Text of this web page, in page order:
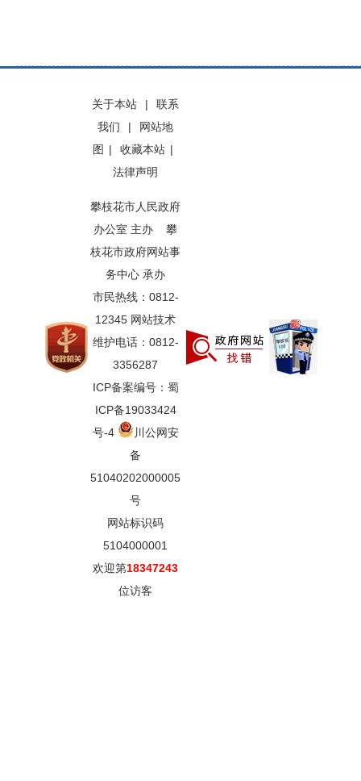
关于本站 |
联系
我们
|
网站地
图 | 收藏本站 |
法律声明
攀枝花市人民政府
办公室 主办 攀
枝花市政府网站事
务中心 承办
市民热线：0812-
12345 网站技术
维护电话：0812-
3356287
ICP备案编号：蜀
ICP备19033424
号-4
川公网安
备
51040202000005
号
网站标识码
5104000001
欢迎第18347243
位访客